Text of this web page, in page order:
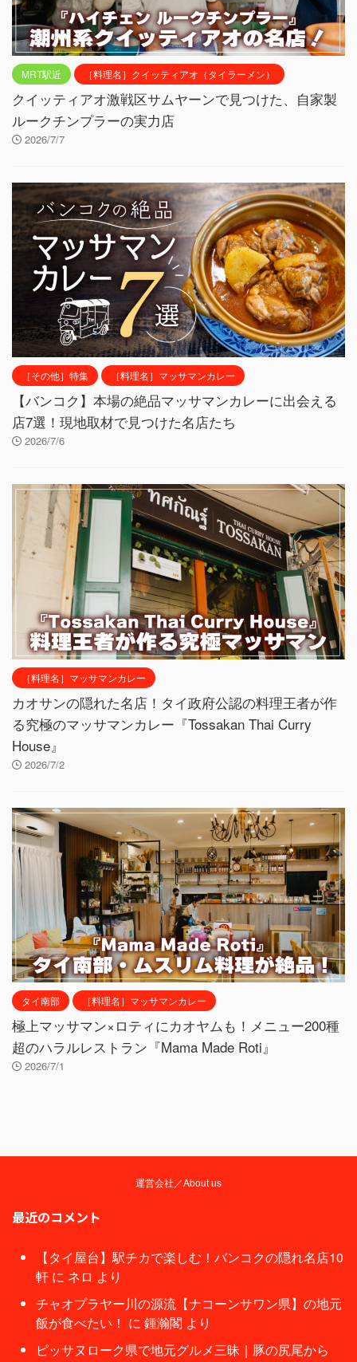
MRT駅近 ［料理名］クイッティアオ（タイラーメン）
クイッティアオ激戦区サムヤーンで見つけた、自家製
ルークチンプラーの実力店
2026/7/7
［その他］特集 ［料理名］マッサマンカレー
【バンコク】本場の絶品マッサマンカレーに出会える
店7選！現地取材で見つけた名店たち
2026/7/6
［料理名］マッサマンカレー
カオサンの隠れた名店！タイ政府公認の料理王者が作
る究極のマッサマンカレー『Tossakan Thai Curry
House』
2026/7/2
タイ南部 ［料理名］マッサマンカレー
極上マッサマン×ロティにカオヤムも！メニュー200種
超のハラルレストラン『Mama Made Roti』
2026/7/1
運営会社／About us
最近のコメント
【タイ屋台】駅チカで楽しむ！バンコクの隠れ名店10
軒 に ネロ より
チャオプラヤー川の源流【ナコーンサワン県】の地元
飯が食べたい！ に 鍾瀚閣 より
ピッサヌローク県で地元グルメ三昧｜豚の尻尾から